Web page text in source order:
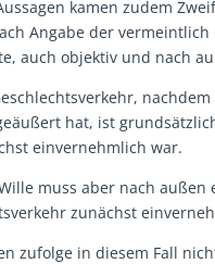
kamen zudem
Angabe der vermeintlich
auch objektiv und nach
hat, ist
einvernehmlich war.
muss aber nach außen
zunächst
zufolge in diesem Fall